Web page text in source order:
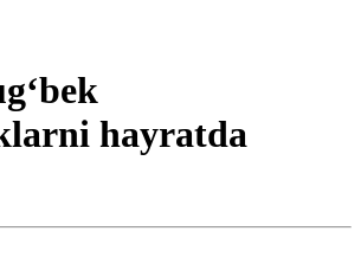
hayratda